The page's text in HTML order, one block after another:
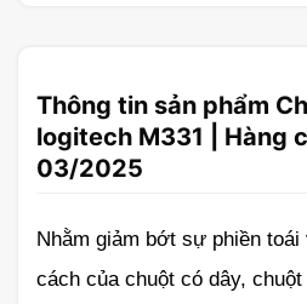
Thông tin sản phẩm
logitech M331 | Hàng
03/2025
Nhằm giảm bớt sự phiền toái
cách của chuột có dây,